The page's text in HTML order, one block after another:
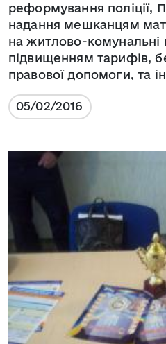
реформування поліції,
надання мешканцям
на житлово-комунальні
підвищенням тарифів,
правової допомоги, та
05/02/2016